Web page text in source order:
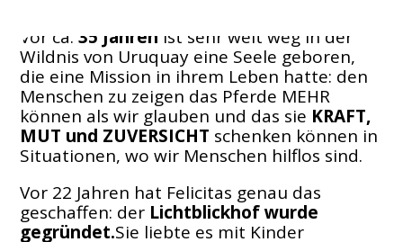
Vor ca.35 Jahren ist sehr weit weg in der
Wildnis von Uruquay eine Seele geboren,
die eine Mission in ihrem Leben hatte: den
Menschen zu zeigen das Pferde MEHR
können als wir glauben und das sie KRAFT,
MUT und ZUVERSICHT schenken können in
Situationen, wo wir Menschen hilflos sind.
Vor 22 Jahren hat Felicitas genau das
geschaffen: der Lichtblickhof wurde
gegründet.Sie liebte es mit Kinder